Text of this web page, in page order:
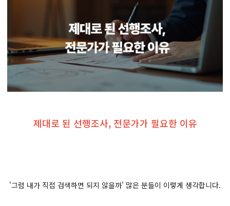
제대로 된 선행조사, 전문가가 필요한 이유
'그럼 내가 직접 검색하면 되지 않을까' 많은 분들이 이렇게 생각합니다.